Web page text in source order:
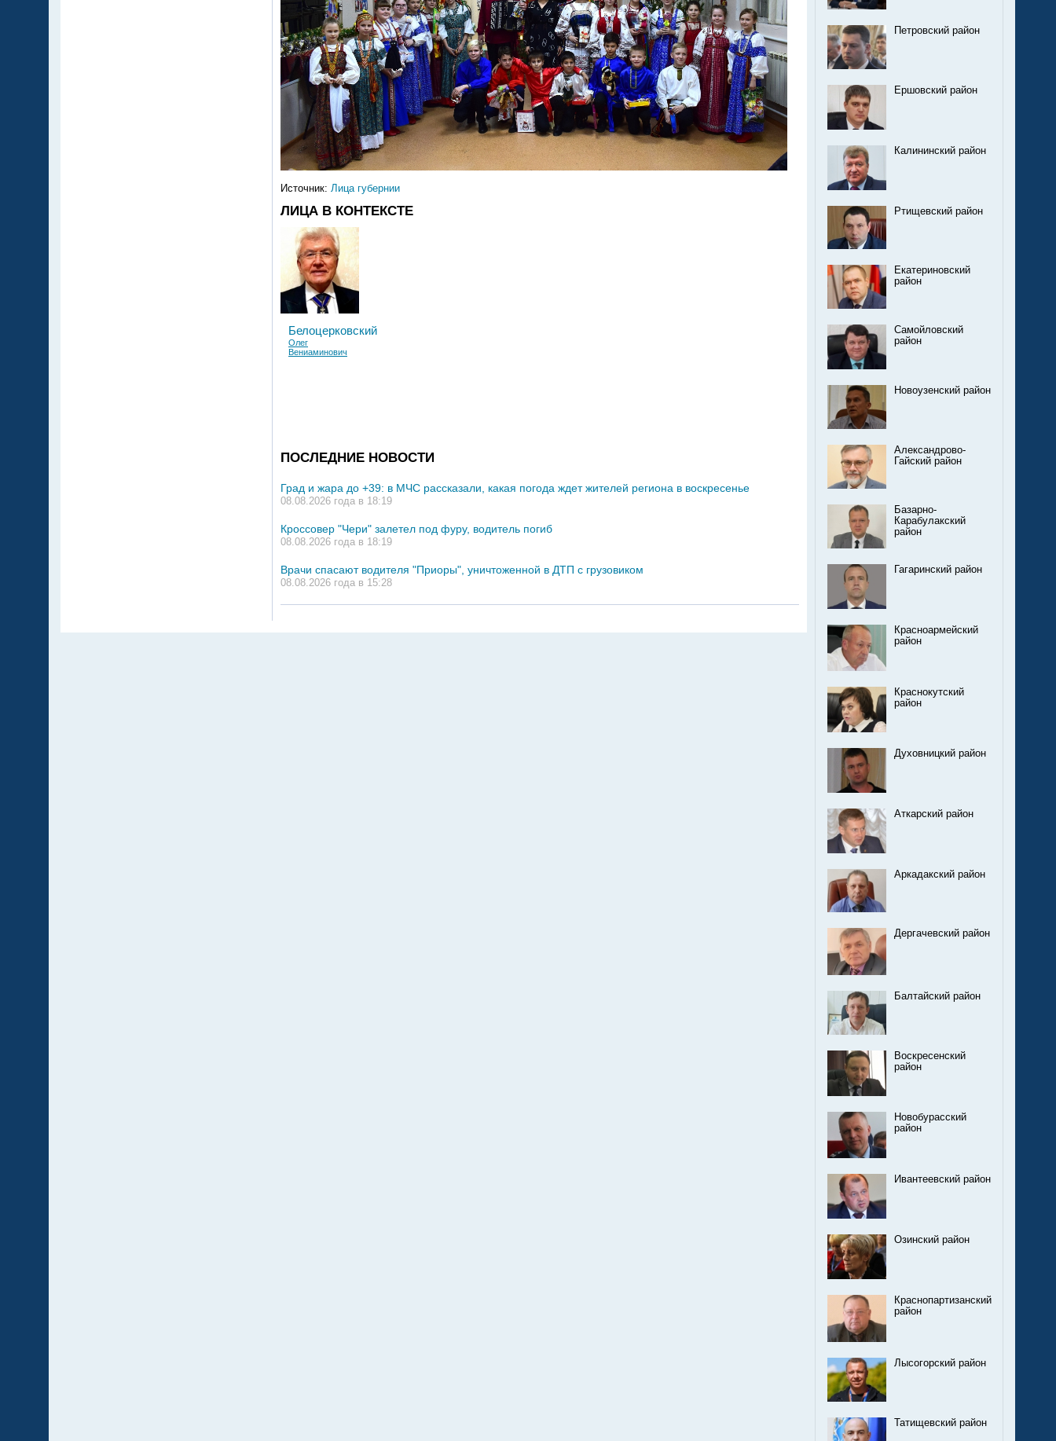
Источник: Лица губернии
ЛИЦА В КОНТЕКСТЕ
Белоцерковский
Олег
Вениаминович
ПОСЛЕДНИЕ НОВОСТИ
Град и жара до +39: в МЧС рассказали, какая погода ждет жителей региона в воскресенье
08.08.2026 года в 18:19
Кроссовер "Чери" залетел под фуру, водитель погиб
08.08.2026 года в 18:19
Врачи спасают водителя "Приоры", уничтоженной в ДТП с грузовиком
08.08.2026 года в 15:28
Петровский район
Ершовский район
Калининский район
Ртищевский район
Екатериновский
район
Самойловский
район
Новоузенский район
Александрово-
Гайский район
Базарно-
Карабулакский
район
Гагаринский район
Красноармейский
район
Краснокутский
район
Духовницкий район
Аткарский район
Аркадакский район
Дергачевский район
Балтайский район
Воскресенский
район
Новобурасский
район
Ивантеевский район
Озинский район
Краснопартизанский
район
Лысогорский район
Татищевский район